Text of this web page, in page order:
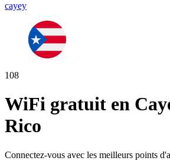
cayey
108
WiFi gratuit en
Rico
Connectez-vous avec les meilleurs points